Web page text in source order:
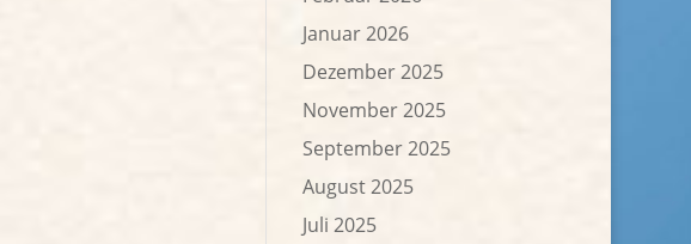
Januar 2026
Dezember 2025
November 2025
September 2025
August 2025
Juli 2025